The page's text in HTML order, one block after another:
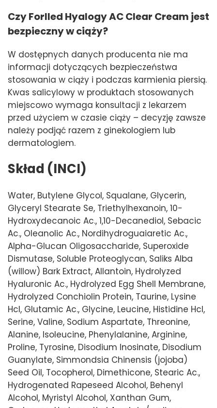
Czy Forlled Hyalogy AC Clear Cream jest
bezpieczny w ciąży?
W dostępnych danych producenta nie ma
informacji dotyczących bezpieczeństwa
stosowania w ciąży i podczas karmienia piersią.
Kwas salicylowy w produktach stosowanych
miejscowo wymaga konsultacji z lekarzem
przed użyciem w czasie ciąży – decyzję zawsze
należy podjąć razem z ginekologiem lub
dermatologiem.
Skład (INCI)
Water, Butylene Glycol, Squalane, Glycerin,
Glyceryl Stearate Se, Triethylhexanoin, 10-
Hydroxydecanoic Ac., 1,10-Decanediol, Sebacic
Ac., Oleanolic Ac., Nordihydroguaiaretic Ac.,
Alpha-Glucan Oligosaccharide, Superoxide
Dismutase, Soluble Proteoglycan, Saliks Alba
(willow) Bark Extract, Allantoin, Hydrolyzed
Hyaluronic Ac., Hydrolyzed Egg Shell Membrane,
Hydrolyzed Conchiolin Protein, Taurine, Lysine
Hcl, Glutamic Ac., Glycine, Leucine, Histidine Hcl,
Serine, Valine, Sodium Aspartate, Threonine,
Alanine, Isoleucine, Phenylalanine, Arginine,
Proline, Tyrosine, Disodium Inosinate, Disodium
Guanylate, Simmondsia Chinensis (jojoba)
Seed Oil, Tocopherol, Dimethicone, Stearic Ac.,
Hydrogenated Rapeseed Alcohol, Behenyl
Alcohol, Myristyl Alcohol, Xanthan Gum,